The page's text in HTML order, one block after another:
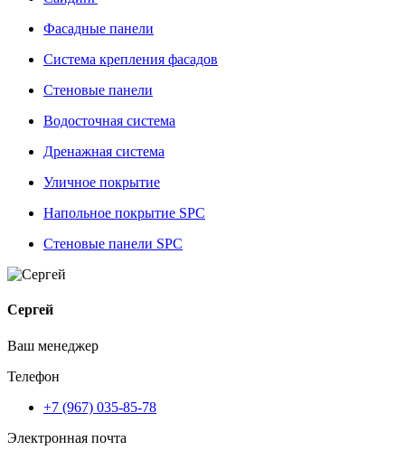
Фасадные панели
Система крепления фасадов
Стеновые панели
Водосточная система
Дренажная система
Уличное покрытие
Напольное покрытие SPC
Стеновые панели SPC
Сергей
Ваш менеджер
Телефон
+7 (967) 035-85-78
Электронная почта